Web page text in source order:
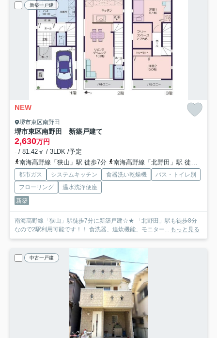
新築一戸建
NEW
堺市東区南野田
堺市東区南野田 新築戸建て
2,630万円
- / 81.42㎡ / 3LDK /予定
南海高野線「狭山」駅 徒歩7分
南海高野線「北野田」駅 徒歩8分
都市ガス システムキッチン 食器洗い乾燥機
バス・トイレ別
フローリング
温水洗浄便座
新築
南海高野線「狭山」駅徒歩7分に新築戸建☆★ 「北野田」駅も徒歩8分
なので2駅利用可能です！！ 食洗器、追炊機能、モニター...
もっと見る
中古一戸建